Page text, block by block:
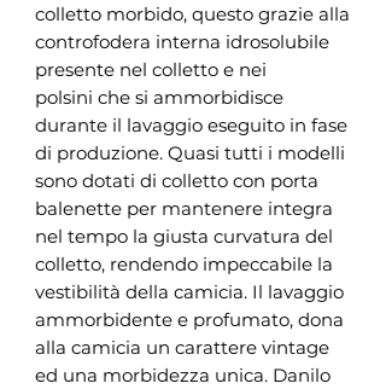
colletto morbido, questo grazie alla
controfodera interna idrosolubile
presente nel colletto e nei
polsini che si ammorbidisce
durante il lavaggio eseguito in fase
di produzione. Quasi tutti i modelli
sono dotati di colletto con porta
balenette per mantenere integra
nel tempo la giusta curvatura del
colletto, rendendo impeccabile la
vestibilità della camicia. Il lavaggio
ammorbidente e profumato, dona
alla camicia un carattere vintage
ed una morbidezza unica. Danilo